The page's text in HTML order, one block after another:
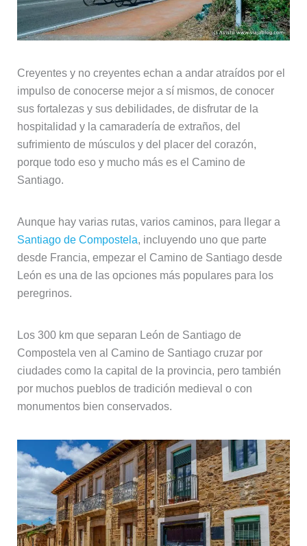
Creyentes y no creyentes echan a andar atraídos por el
impulso de conocerse mejor a sí mismos, de conocer
sus fortalezas y sus debilidades, de disfrutar de la
hospitalidad y la camaradería de extraños, del
sufrimiento de músculos y del placer del corazón,
porque todo eso y mucho más es el Camino de
Santiago.
Aunque hay varias rutas, varios caminos, para llegar a
Santiago de Compostela, incluyendo uno que parte
desde Francia, empezar el Camino de Santiago desde
León es una de las opciones más populares para los
peregrinos.
Los 300 km que separan León de Santiago de
Compostela ven al Camino de Santiago cruzar por
ciudades como la capital de la provincia, pero también
por muchos pueblos de tradición medieval o con
monumentos bien conservados.